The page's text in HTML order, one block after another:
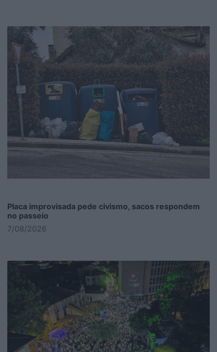
Placa improvisada pede civismo, sacos respondem
no passeio
7/08/2026